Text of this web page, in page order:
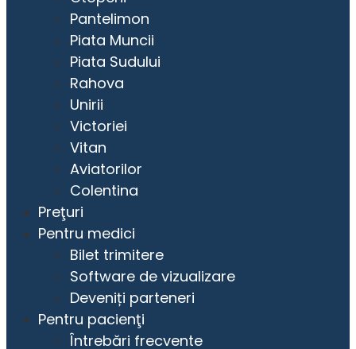
Pantelimon
Piata Muncii
Piata Sudului
Rahova
Unirii
Victoriei
Vitan
Aviatorilor
Colentina
Preţuri
Pentru medici
Bilet trimitere
Software de vizualizare
Deveniți parteneri
Pentru pacienţi
Întrebări frecvente